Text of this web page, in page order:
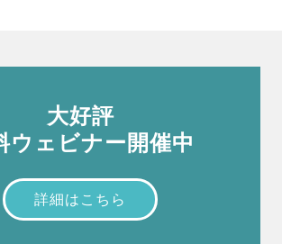
大好評
ウェビナー開催中
詳細はこちら